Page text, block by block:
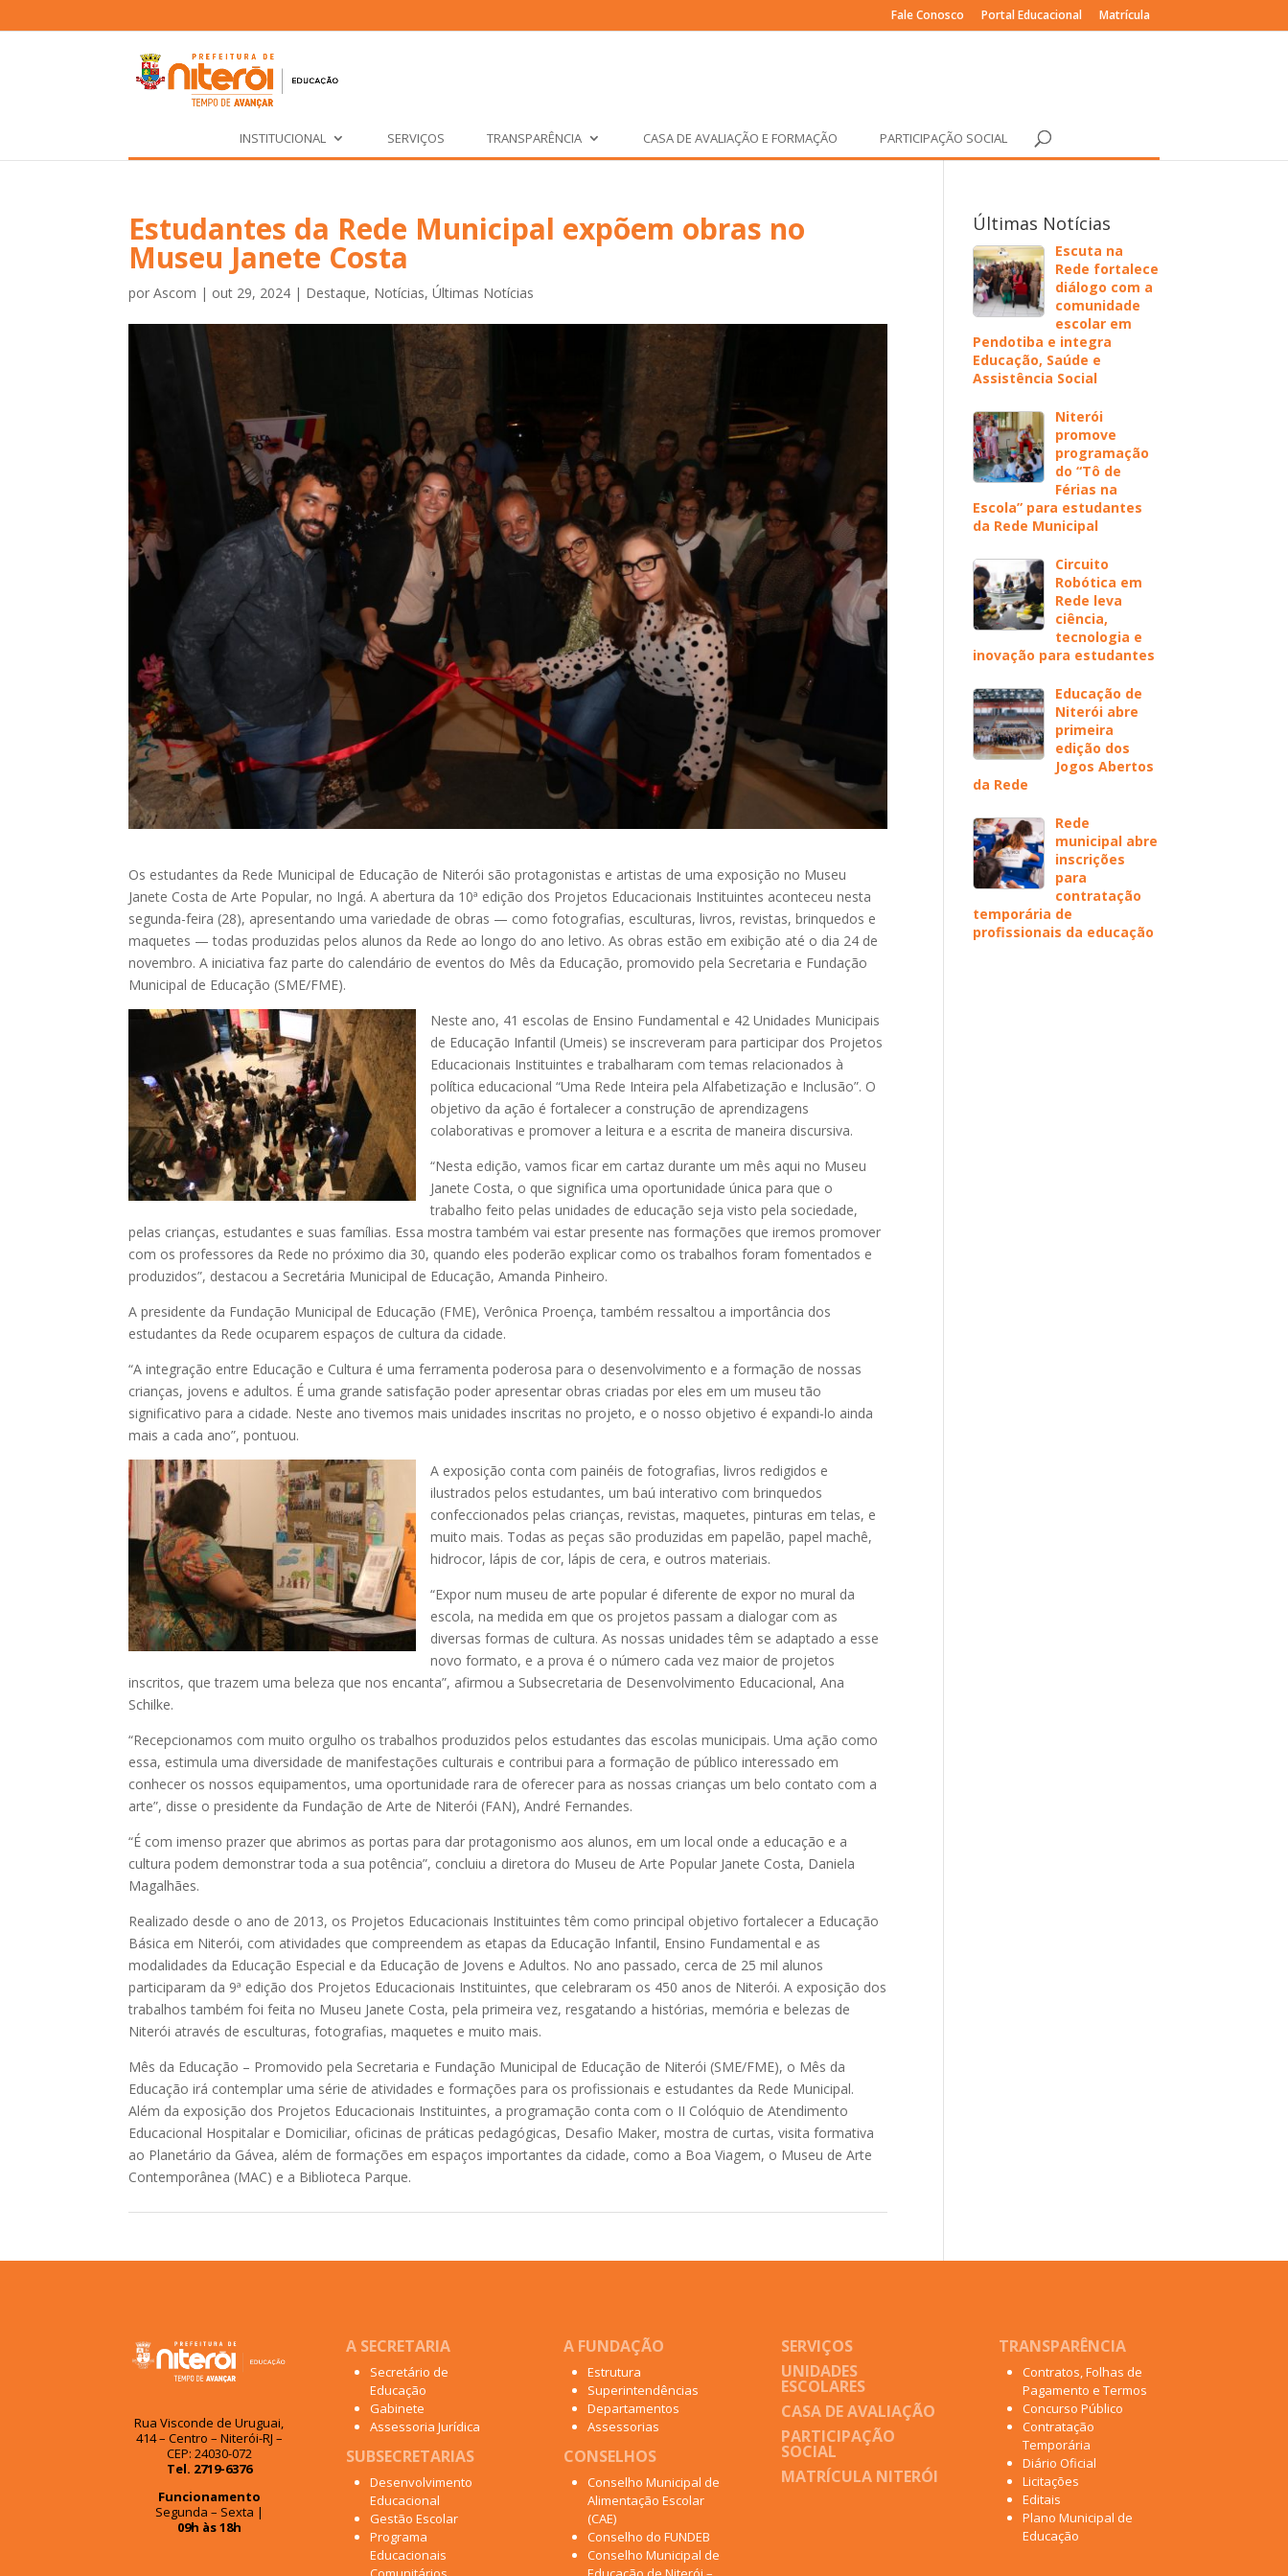
Fale Conosco Portal Educacional Matrícula
INSTITUCIONAL SERVIÇOS TRANSPARÊNCIA CASA DE AVALIAÇÃO E FORMAÇÃO PARTICIPAÇÃO SOCIAL
Estudantes da Rede Municipal expõem obras no
Museu Janete Costa
porAscom | out 29, 2024 | Destaque, Notícias,Últimas Notícias
Os estudantes da Rede Municipal de Educação de Niterói são protagonistas e artistas de uma exposição no Museu
Janete Costa de Arte Popular, no Ingá. A abertura da 10ª edição dos Projetos Educacionais Instituintes aconteceu nesta
segunda-feira (28), apresentando uma variedade de obras — como fotografias, esculturas, livros, revistas, brinquedos e
maquetes — todas produzidas pelos alunos da Rede ao longo do ano letivo. As obras estão em exibição até o dia 24 de
novembro. A iniciativa faz parte do calendário de eventos do Mês da Educação, promovido pela Secretaria e Fundação
Municipal de Educação (SME/FME).
Neste ano, 41 escolas de Ensino Fundamental e 42 Unidades Municipais
de Educação Infantil (Umeis) se inscreveram para participar dos Projetos
Educacionais Instituintes e trabalharam com temas relacionados à
política educacional “Uma Rede Inteira pela Alfabetização e Inclusão”. O
objetivo da ação é fortalecer a construção de aprendizagens
colaborativas e promover a leitura e a escrita de maneira discursiva.
“Nesta edição, vamos ficar em cartaz durante um mês aqui no Museu
Janete Costa, o que significa uma oportunidade única para que o
trabalho feito pelas unidades de educação seja visto pela sociedade,
pelas crianças, estudantes e suas famílias. Essa mostra também vai estar presente nas formações que iremos promover
com os professores da Rede no próximo dia 30, quando eles poderão explicar como os trabalhos foram fomentados e
produzidos”, destacou a Secretária Municipal de Educação, Amanda Pinheiro.
A presidente da Fundação Municipal de Educação (FME), Verônica Proença, também ressaltou a importância dos
estudantes da Rede ocuparem espaços de cultura da cidade.
“A integração entre Educação e Cultura é uma ferramenta poderosa para o desenvolvimento e a formação de nossas
crianças, jovens e adultos. É uma grande satisfação poder apresentar obras criadas por eles em um museu tão
significativo para a cidade. Neste ano tivemos mais unidades inscritas no projeto, e o nosso objetivo é expandi-lo ainda
mais a cada ano”, pontuou.
A exposição conta com painéis de fotografias, livros redigidos e
ilustrados pelos estudantes, um baú interativo com brinquedos
confeccionados pelas crianças, revistas, maquetes, pinturas em telas, e
muito mais. Todas as peças são produzidas em papelão, papel machê,
hidrocor, lápis de cor, lápis de cera, e outros materiais.
“Expor num museu de arte popular é diferente de expor no mural da
escola, na medida em que os projetos passam a dialogar com as
diversas formas de cultura. As nossas unidades têm se adaptado a esse
novo formato, e a prova é o número cada vez maior de projetos
inscritos, que trazem uma beleza que nos encanta”, afirmou a Subsecretaria de Desenvolvimento Educacional, Ana
Schilke.
“Recepcionamos com muito orgulho os trabalhos produzidos pelos estudantes das escolas municipais. Uma ação como
essa, estimula uma diversidade de manifestações culturais e contribui para a formação de público interessado em
conhecer os nossos equipamentos, uma oportunidade rara de oferecer para as nossas crianças um belo contato com a
arte”, disse o presidente da Fundação de Arte de Niterói (FAN), André Fernandes.
“É com imenso prazer que abrimos as portas para dar protagonismo aos alunos, em um local onde a educação e a
cultura podem demonstrar toda a sua potência”, concluiu a diretora do Museu de Arte Popular Janete Costa, Daniela
Magalhães.
Realizado desde o ano de 2013, os Projetos Educacionais Instituintes têm como principal objetivo fortalecer a Educação
Básica em Niterói, com atividades que compreendem as etapas da Educação Infantil, Ensino Fundamental e as
modalidades da Educação Especial e da Educação de Jovens e Adultos. No ano passado, cerca de 25 mil alunos
participaram da 9ª edição dos Projetos Educacionais Instituintes, que celebraram os 450 anos de Niterói. A exposição dos
trabalhos também foi feita no Museu Janete Costa, pela primeira vez, resgatando a histórias, memória e belezas de
Niterói através de esculturas, fotografias, maquetes e muito mais.
Mês da Educação – Promovido pela Secretaria e Fundação Municipal de Educação de Niterói (SME/FME), o Mês da
Educação irá contemplar uma série de atividades e formações para os profissionais e estudantes da Rede Municipal.
Além da exposição dos Projetos Educacionais Instituintes, a programação conta com o II Colóquio de Atendimento
Educacional Hospitalar e Domiciliar, oficinas de práticas pedagógicas, Desafio Maker, mostra de curtas, visita formativa
ao Planetário da Gávea, além de formações em espaços importantes da cidade, como a Boa Viagem, o Museu de Arte
Contemporânea (MAC) e a Biblioteca Parque.
Últimas Notícias
Escuta na
Rede fortalece
diálogo com a
comunidade
escolar em
Pendotiba e integra
Educação, Saúde e
Assistência Social
Niterói
promove
programação
do “Tô de
Férias na
Escola” para estudantes
da Rede Municipal
Circuito
Robótica em
Rede leva
ciência,
tecnologia e
inovação para estudantes
Educação de
Niterói abre
primeira
edição dos
Jogos Abertos
da Rede
Rede
municipal abre
inscrições
para
contratação
temporária de
profissionais da educação
Rua Visconde de Uruguai,
414 – Centro – Niterói-RJ –
CEP: 24030-072
Tel. 2719-6376
Funcionamento
Segunda – Sexta |
09h às 18h
A SECRETARIA
Secretário de
Educação
Gabinete
Assessoria Jurídica
SUBSECRETARIAS
Desenvolvimento
Educacional
Gestão Escolar
Programa
Educacionais
A FUNDAÇÃO
Estrutura
Superintendências
Departamentos
Assessorias
CONSELHOS
Conselho Municipal de
Alimentação Escolar
(CAE)
Conselho do FUNDEB
Conselho Municipal de
SERVIÇOS
UNIDADES
ESCOLARES
CASA DE AVALIAÇÃO
PARTICIPAÇÃO
SOCIAL
MATRÍCULA NITERÓI
TRANSPARÊNCIA
Contratos, Folhas de
Pagamento e Termos
Concurso Público
Contratação
Temporária
Diário Oficial
Licitações
Editais
Plano Municipal de
Educação